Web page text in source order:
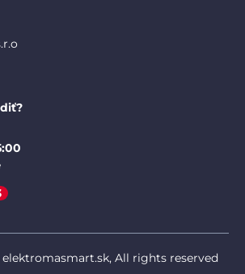
All rights reserved